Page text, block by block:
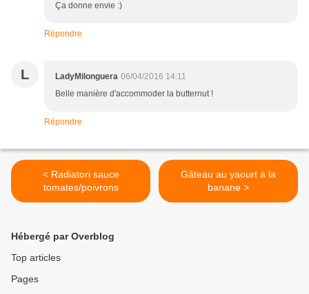
Ça donne envie :)
Répondre
L LadyMilonguera 06/04/2016 14:11
Belle manière d'accommoder la butternut !
Répondre
< Radiatori sauce
tomates/poivrons
Gâteau au yaourt à la
banane >
Hébergé par Overblog
Top articles
Pages